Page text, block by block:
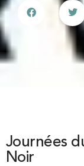
Journées
Noir